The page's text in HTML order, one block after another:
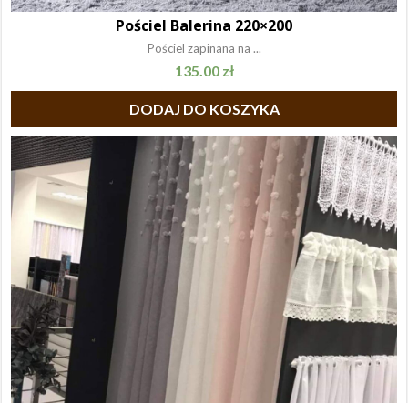
Pościel Balerina 220×200
Pościel zapinana na ...
135.00 zł
DODAJ DO KOSZYKA